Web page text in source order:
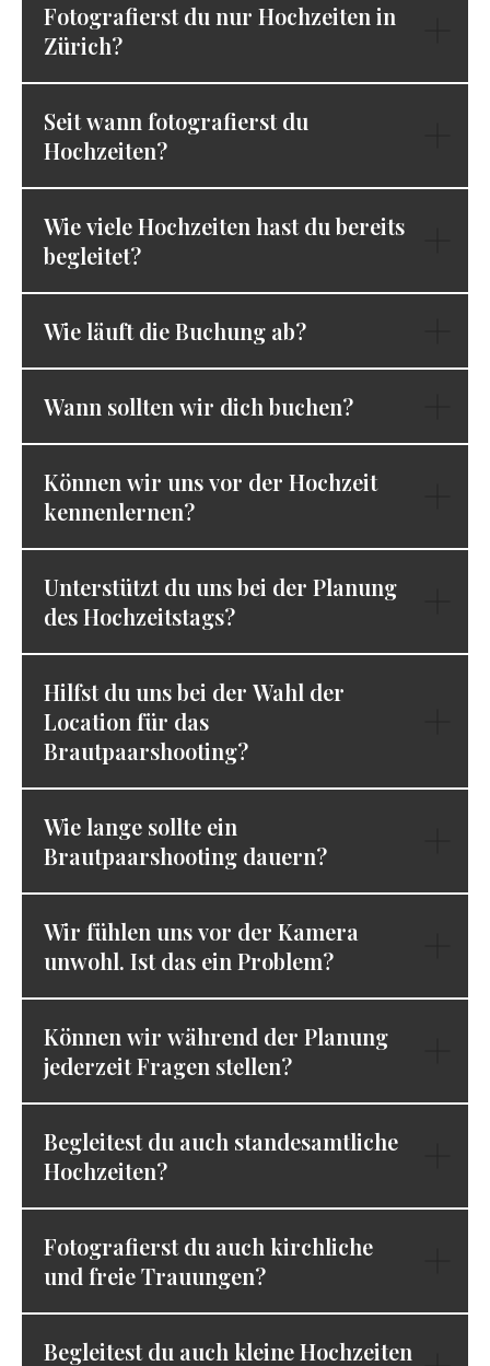
Fotografierst du nur Hochzeiten in
Zürich?
Seit wann fotografierst du
Hochzeiten?
Wie viele Hochzeiten hast du bereits
begleitet?
Wie läuft die Buchung ab?
Wann sollten wir dich buchen?
Können wir uns vor der Hochzeit
kennenlernen?
Unterstützt du uns bei der Planung
des Hochzeitstags?
Hilfst du uns bei der Wahl der
Location für das
Brautpaarshooting?
Wie lange sollte ein
Brautpaarshooting dauern?
Wir fühlen uns vor der Kamera
unwohl. Ist das ein Problem?
Können wir während der Planung
jederzeit Fragen stellen?
Begleitest du auch standesamtliche
Hochzeiten?
Fotografierst du auch kirchliche
und freie Trauungen?
Begleitest du auch kleine Hochzeiten